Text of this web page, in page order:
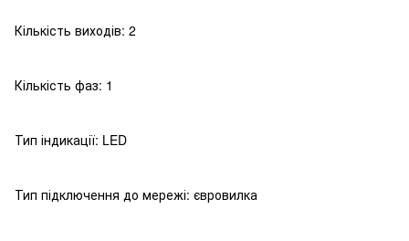
Кількість виходів: 2
Кількість фаз: 1
Тип індикації: LED
Тип підключення до мережі: євровилка